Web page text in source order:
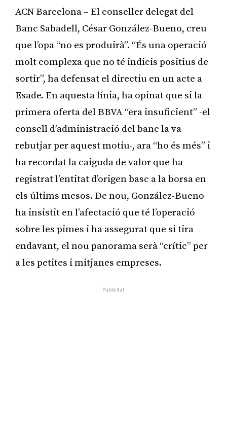
ACN Barcelona – El conseller delegat del
Banc Sabadell, César González-Bueno, creu
que l’opa “no es produirà”. “És una operació
molt complexa que no té indicis positius de
sortir”, ha defensat el directiu en un acte a
Esade. En aquesta línia, ha opinat que si la
primera oferta del BBVA “era insuficient” -el
consell d’administració del banc la va
rebutjar per aquest motiu-, ara “ho és més” i
ha recordat la caiguda de valor que ha
registrat l’entitat d’origen basc a la borsa en
els últims mesos. De nou, González-Bueno
ha insistit en l’afectació que té l’operació
sobre les pimes i ha assegurat que si tira
endavant, el nou panorama serà “crític” per
a les petites i mitjanes empreses.
Publicitat